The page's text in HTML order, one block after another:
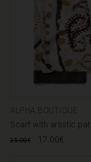
ALPHA BOUTIQUE
Scarf with artistic
25.00€ 17.00€